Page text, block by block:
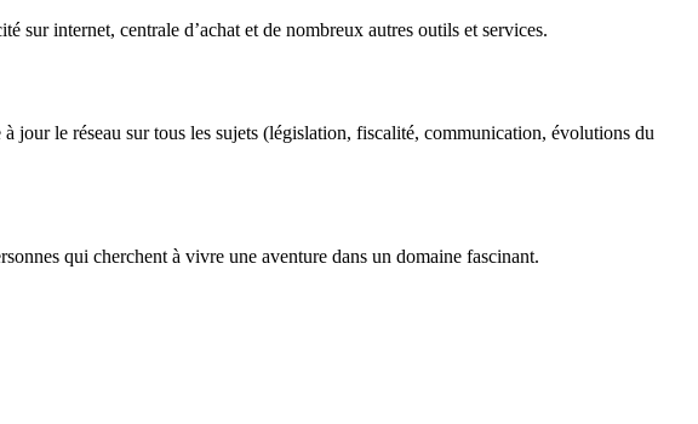
sur internet, centrale d’achat et de nombreux autres outils et services.
jour le réseau sur tous les sujets (législation, fiscalité, communication, évolutions du
qui cherchent à vivre une aventure dans un domaine fascinant.